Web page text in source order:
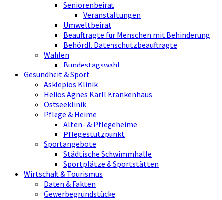
Seniorenbeirat
Veranstaltungen
Umweltbeirat
Beauftragte für Menschen mit Behinderung
Behördl. Datenschutzbeauftragte
Wahlen
Bundestagswahl
Gesundheit & Sport
Asklepios Klinik
Helios Agnes Karll Krankenhaus
Ostseeklinik
Pflege & Heime
Alten- & Pflegeheime
Pflegestützpunkt
Sportangebote
Städtische Schwimmhalle
Sportplätze & Sportstätten
Wirtschaft & Tourismus
Daten & Fakten
Gewerbegrundstücke